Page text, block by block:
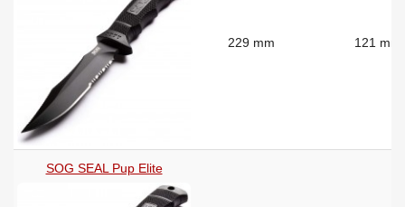
229 mm 121 mm
SOG SEAL Pup Elite